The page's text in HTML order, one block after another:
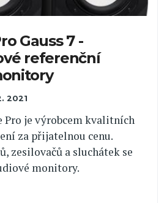
Gauss 7 -
referenční
2021
Pro je výrobcem kvalitních
za přijatelnou cenu.
zesilovačů a sluchátek se
monitory.